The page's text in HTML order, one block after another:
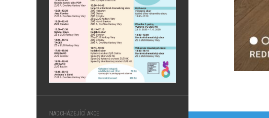
NADCHÁZEJÍCÍ AKCE